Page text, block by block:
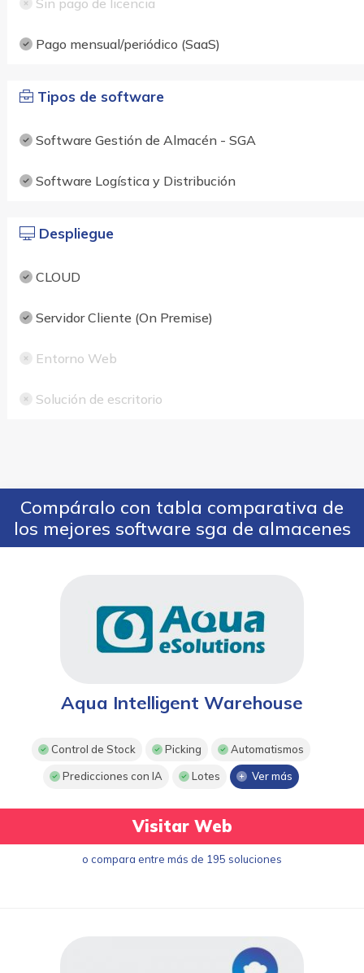
Sin pago de licencia
Pago mensual/periódico (SaaS)
Tipos de software
Software Gestión de Almacén - SGA
Software Logística y Distribución
Despliegue
CLOUD
Servidor Cliente (On Premise)
Entorno Web
Solución de escritorio
Compáralo con tabla comparativa de
los mejores software sga de almacenes
Aqua Intelligent Warehouse
Control de Stock Picking Automatismos
Predicciones con IA Lotes Ver más
Visitar Web
o compara entre más de 195 soluciones